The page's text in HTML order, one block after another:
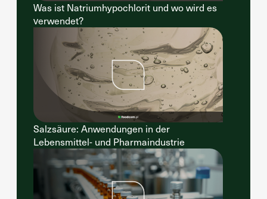
Was ist Natriumhypochlorit und wo wird es
verwendet?
Salzsäure: Anwendungen in der
Lebensmittel- und Pharmaindustrie